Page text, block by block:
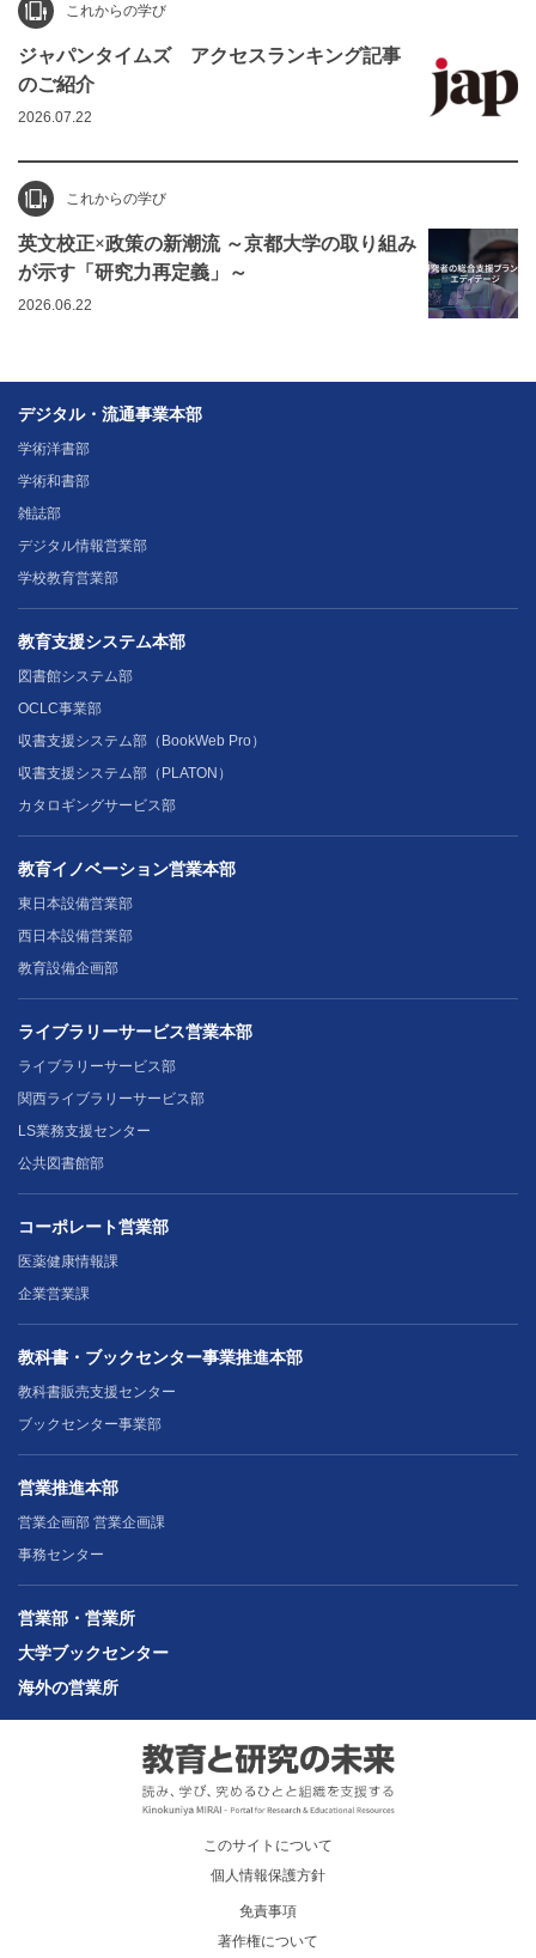
これからの学び
ジャパンタイムズ アクセスランキング記事
のご紹介
2026.07.22
これからの学び
英文校正×政策の新潮流 ～京都大学の取り組み
が示す「研究力再定義」～
2026.06.22
デジタル・流通事業本部
学術洋書部
学術和書部
雑誌部
デジタル情報営業部
学校教育営業部
教育支援システム本部
図書館システム部
OCLC事業部
収書支援システム部（BookWeb Pro）
収書支援システム部（PLATON）
カタロギングサービス部
教育イノベーション営業本部
東日本設備営業部
西日本設備営業部
教育設備企画部
ライブラリーサービス営業本部
ライブラリーサービス部
関西ライブラリーサービス部
LS業務支援センター
公共図書館部
コーポレート営業部
医薬健康情報課
企業営業課
教科書・ブックセンター事業推進本部
教科書販売支援センター
ブックセンター事業部
営業推進本部
営業企画部 営業企画課
事務センター
営業部・営業所
大学ブックセンター
海外の営業所
このサイトについて
個人情報保護方針
免責事項
著作権について